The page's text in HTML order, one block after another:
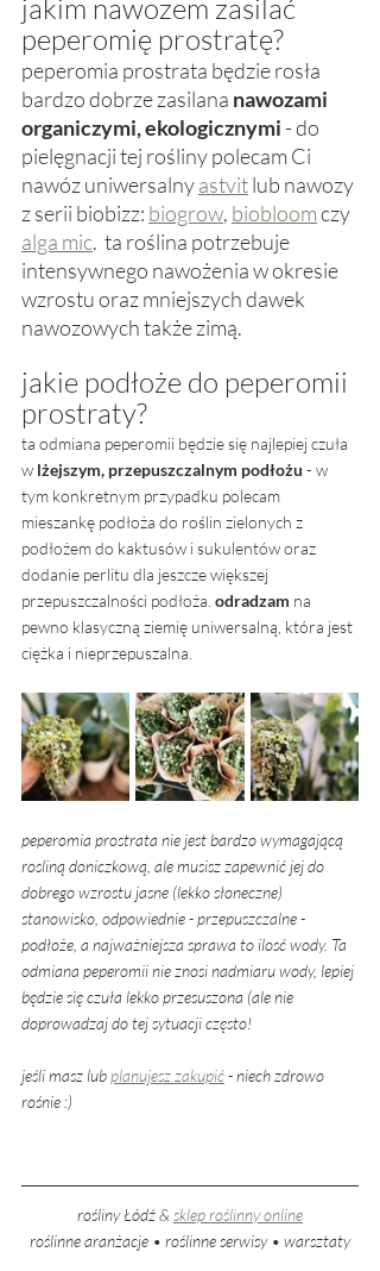
jakim nawozem zasilać
peperomię prostratę?
peperomia prostrata będzie rosła
bardzo dobrze zasilana nawozami
organiczymi, ekologicznymi - do
pielęgnacji tej rośliny polecam Ci
nawóz uniwersalny astvit lub nawozy
z serii biobizz: biogrow, biobloom czy
alga mic.  ta roślina potrzebuje
intensywnego nawożenia w okresie
wzrostu oraz mniejszych dawek
nawozowych także zimą.
jakie podłoże do peperomii
prostraty?
ta odmiana peperomii będzie się najlepiej czuła
w lżejszym, przepuszczalnym podłożu - w
tym konkretnym przypadku polecam
mieszankę podłoża do roślin zielonych z
podłożem do kaktusów i sukulentów oraz
dodanie perlitu dla jeszcze większej
przepuszczalności podłoża. odradzam na
pewno klasyczną ziemię uniwersalną, która jest
ciężka i nieprzepuszalna.
peperomia prostrata nie jest bardzo wymagającą
rosliną doniczkową, ale musisz zapewnić jej do
dobrego wzrostu jasne (lekko słoneczne)
stanowisko, odpowiednie - przepuszczalne -
podłoże, a najważniejsza sprawa to ilosć wody. Ta
odmiana peperomii nie znosi nadmiaru wody, lepiej
będzie się czuła lekko przesuszona (ale nie
doprowadzaj do tej sytuacji często!
jeśli masz lub planujesz zakupić - niech zdrowo
rośnie :)
rośliny Łódź & sklep roślinny online
roślinne aranżacje • roślinne serwisy • warsztaty